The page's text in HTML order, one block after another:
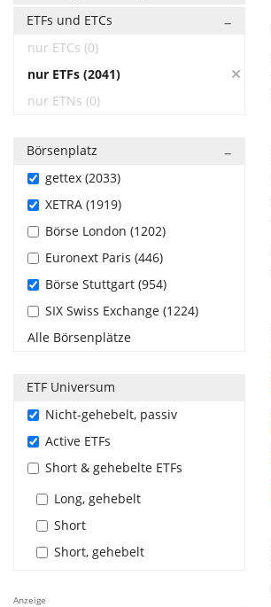
ETFs und ETCs
nur ETCs (0)
nur ETFs (2041)
nur ETNs (0)
Börsenplatz
gettex (2033)
XETRA (1919)
Börse London (1202)
Euronext Paris (446)
Börse Stuttgart (954)
SIX Swiss Exchange (1224)
Alle Börsenplätze
ETF Universum
Nicht-gehebelt, passiv
Active ETFs
Short & gehebelte ETFs
Long, gehebelt
Short
Short, gehebelt
Anzeige